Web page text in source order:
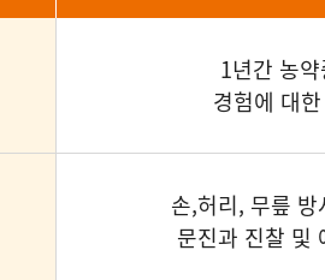
1년간 농
경험에 대
손,허리, 무릎
문진과 진찰 및